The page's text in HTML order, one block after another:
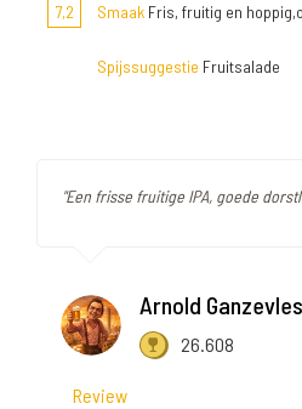
7,2 Smaak Fris, fruitig en
Spijssuggestie Fruitsalade
"Een frisse fruitige IPA, goede
Arnold Ganzevles
26.608
Review